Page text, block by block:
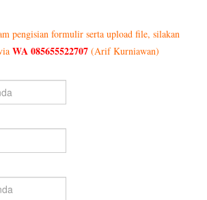
pengisian formulir serta upload file, silakan
WA 085655522707 (Arif Kurniawan)